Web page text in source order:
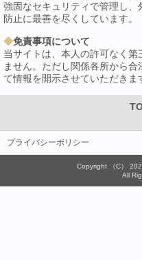
強固なセキュリティで管理し
防止に最善を尽くしています。
免責事項について
当サイトは、本人の許可なく
ません。ただし関係各所から
て情報を開示させていただきま
プライバシーポリシー
Copyright （C）
All